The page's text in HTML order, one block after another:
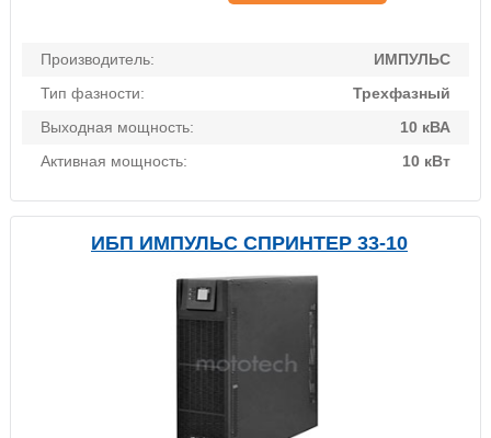
Производитель:
ИМПУЛЬС
Тип фазности:
Трехфазный
Выходная мощность:
10 кВА
Активная мощность:
10 кВт
ИБП ИМПУЛЬС СПРИНТЕР 33-10